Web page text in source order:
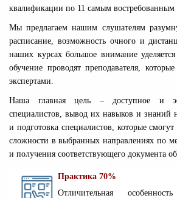
квалификации по 11 самым востребованным
Мы предлагаем нашим слушателям
расписание, возможность очного и
наших курсах большое внимание
обучение проводят преподавателя,
экспертами.
Наша главная цель – доступное и
специалистов, вывод их навыков и знаний
и подготовка специалистов, которые
сложности в выбранных направлениях по
и получения соответствующего документа
ПРЕИМУЩЕСТВА ОБУЧЕНИЯ В
Практика 70%
Отличительная